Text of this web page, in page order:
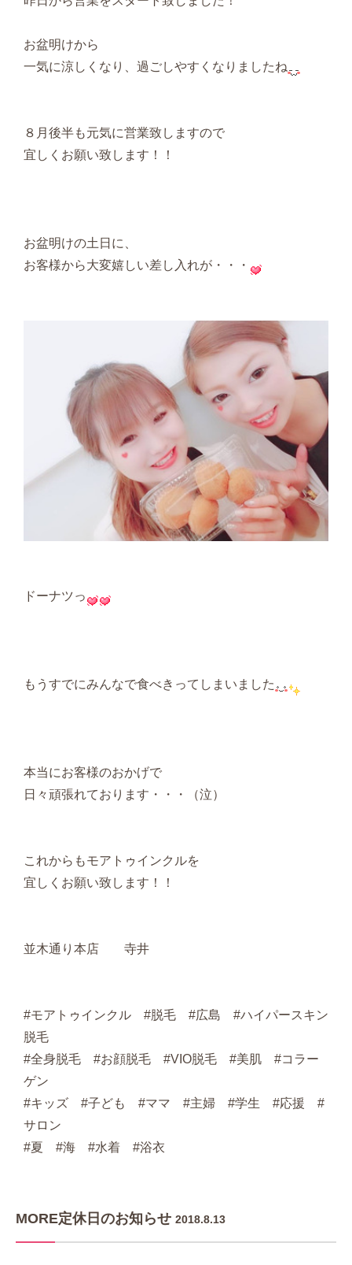
お盆明けから
一気に涼しくなり、過ごしやすくなりましたね
８月後半も元気に営業致しますので
宜しくお願い致します！！
お盆明けの土日に、
お客様から大変嬉しい差し入れが・・・
ドーナツっ
もうすでにみんなで食べきってしまいました
本当にお客様のおかげで
日々頑張れております・・・（泣）
これからもモアトゥインクルを
宜しくお願い致します！！
並木通り本店 寺井
#モアトゥインクル #脱毛 #広島 #ハイパースキン
脱毛
#全身脱毛 #お顔脱毛 #VIO脱毛 #美肌 #コラー
ゲン
#キッズ #子ども #ママ #主婦 #学生 #応援 #
サロン
#夏 #海 #水着 #浴衣
MORE定休日のお知らせ 2018.8.13